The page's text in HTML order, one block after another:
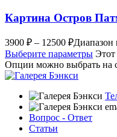
Картина Остров
3900 ₽ – 12500 ₽Диапазон
Выберите параметры Этот
Опции можно выбрать на
Вопрос - Ответ
Статьи